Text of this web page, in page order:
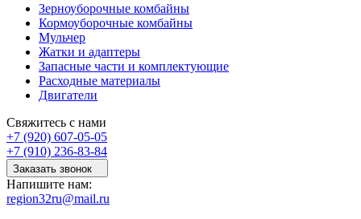
Зерноуборочные комбайны
Кормоуборочные комбайны
Мульчер
Жатки и адаптеры
Запасные части и комплектующие
Расходные материалы
Двигатели
Свяжитесь с нами
+7 (920) 607-05-05
+7 (910) 236-83-84
Заказать звонок
Напишите нам:
region32ru@mail.ru